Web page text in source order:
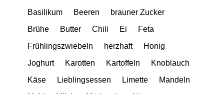
Basilikum
Beeren
brauner Zucker
Brühe
Butter Chili Ei
Feta
Frühlingszwiebeln
herzhaft
Honig
Joghurt
Karotten Kartoffeln
Knoblauch
Käse
Lieblingsessen Limette
Mandeln